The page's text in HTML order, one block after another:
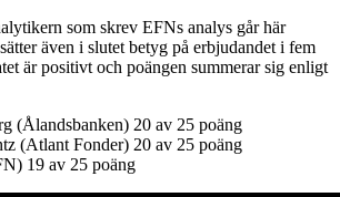
som skrev EFNs analys går här
även i slutet betyg på erbjudandet i fem
är positivt och poängen summerar sig enligt
(Ålandsbanken) 20 av 25 poäng
(Atlant Fonder) 20 av 25 poäng
19 av 25 poäng